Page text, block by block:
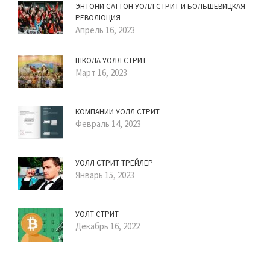
ЭНТОНИ САТТОН УОЛЛ СТРИТ И БОЛЬШЕВИЦКАЯ
РЕВОЛЮЦИЯ
Апрель 16, 2023
ШКОЛА УОЛЛ СТРИТ
Март 16, 2023
КОМПАНИИ УОЛЛ СТРИТ
Февраль 14, 2023
УОЛЛ СТРИТ ТРЕЙЛЕР
Январь 15, 2023
УОЛТ СТРИТ
Декабрь 16, 2022